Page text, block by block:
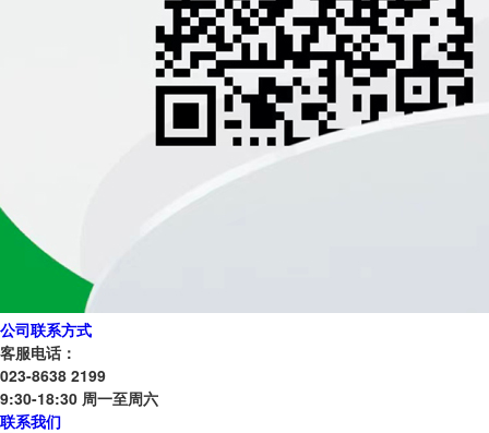
公司联系方式
客服电话：
023-8638 2199
9:30-18:30 周一至周六
联系我们